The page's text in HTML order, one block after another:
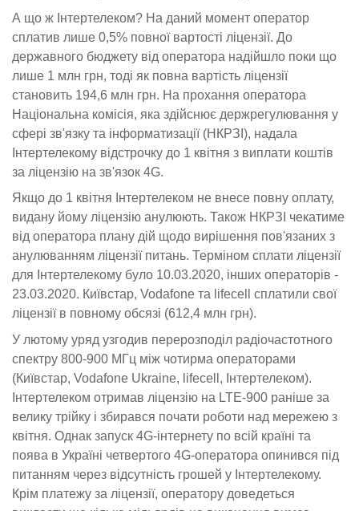
А що ж Інтертелеком? На даний момент оператор
сплатив лише 0,5% повної вартості ліцензії. До
державного бюджету від оператора надійшло поки що
лише 1 млн грн, тоді як повна вартість ліцензії
становить 194,6 млн грн. На прохання оператора
Національна комісія, яка здійснює держрегулювання у
сфері зв'язку та інформатизації (НКРЗІ), надала
Інтертелекому відстрочку до 1 квітня з виплати коштів
за ліцензію на зв'язок 4G.
Якщо до 1 квітня Інтертелеком не внесе повну оплату,
видану йому ліцензію анулюють. Також НКРЗІ чекатиме
від оператора плану дій щодо вирішення пов'язаних з
анулюванням ліцензії питань. Терміном сплати ліцензії
для Інтертелекому було 10.03.2020, інших операторів -
23.03.2020. Київстар, Vodafone та lifecell сплатили свої
ліцензії в повному обсязі (612,4 млн грн).
У лютому уряд узгодив перерозподіл радіочастотного
спектру 800-900 МГц між чотирма операторами
(Київстар, Vodafone Ukraine, lifecell, Інтертелеком).
Інтертелеком отримав ліцензію на LTE-900 раніше за
велику трійку і збирався почати роботи над мережею з
квітня. Однак запуск 4G-інтернету по всій країні та
поява в Україні четвертого 4G-оператора опинився під
питанням через відсутність грошей у Інтертелекому.
Крім платежу за ліцензії, оператору доведеться